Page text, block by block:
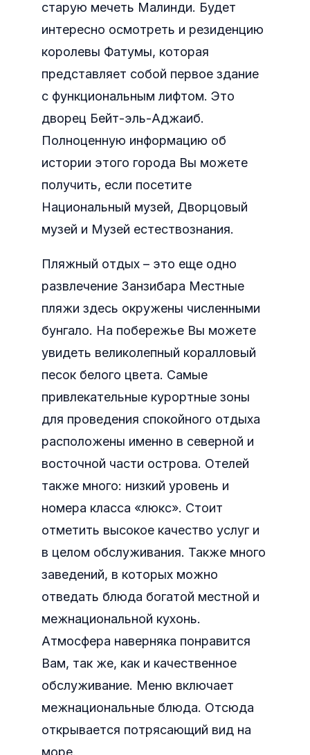
старую мечеть Малинди. Будет
интересно осмотреть и резиденцию
королевы Фатумы, которая
представляет собой первое здание
с функциональным лифтом. Это
дворец Бейт-эль-Аджаиб.
Полноценную информацию об
истории этого города Вы можете
получить, если посетите
Национальный музей, Дворцовый
музей и Музей естествознания.
Пляжный отдых – это еще одно
развлечение Занзибара Местные
пляжи здесь окружены численными
бунгало. На побережье Вы можете
увидеть великолепный коралловый
песок белого цвета. Самые
привлекательные курортные зоны
для проведения спокойного отдыха
расположены именно в северной и
восточной части острова. Отелей
также много: низкий уровень и
номера класса «люкс». Стоит
отметить высокое качество услуг и
в целом обслуживания. Также много
заведений, в которых можно
отведать блюда богатой местной и
межнациональной кухонь.
Атмосфера наверняка понравится
Вам, так же, как и качественное
обслуживание. Меню включает
межнациональные блюда. Отсюда
открывается потрясающий вид на
море.